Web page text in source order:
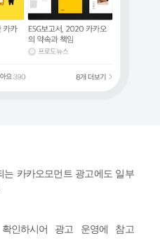
카카오모먼트 광고에도 일부
인하시어 광고 운영에 참고